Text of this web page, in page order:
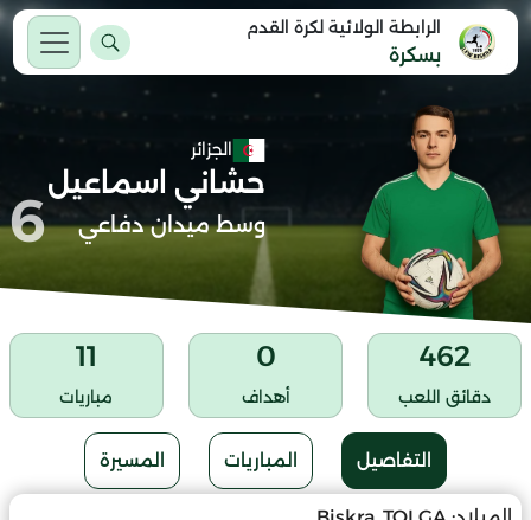
الرابطة الولائية لكرة القدم
بسكرة
الجزائر
حشاني اسماعيل
وسط ميدان دفاعي 6
462
دقائق اللعب
0
أهداف
11
مباريات
التفاصيل المباريات المسيرة